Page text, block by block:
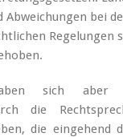
Abweichungen bei
Regelungen
sich aber
die
die eingehend